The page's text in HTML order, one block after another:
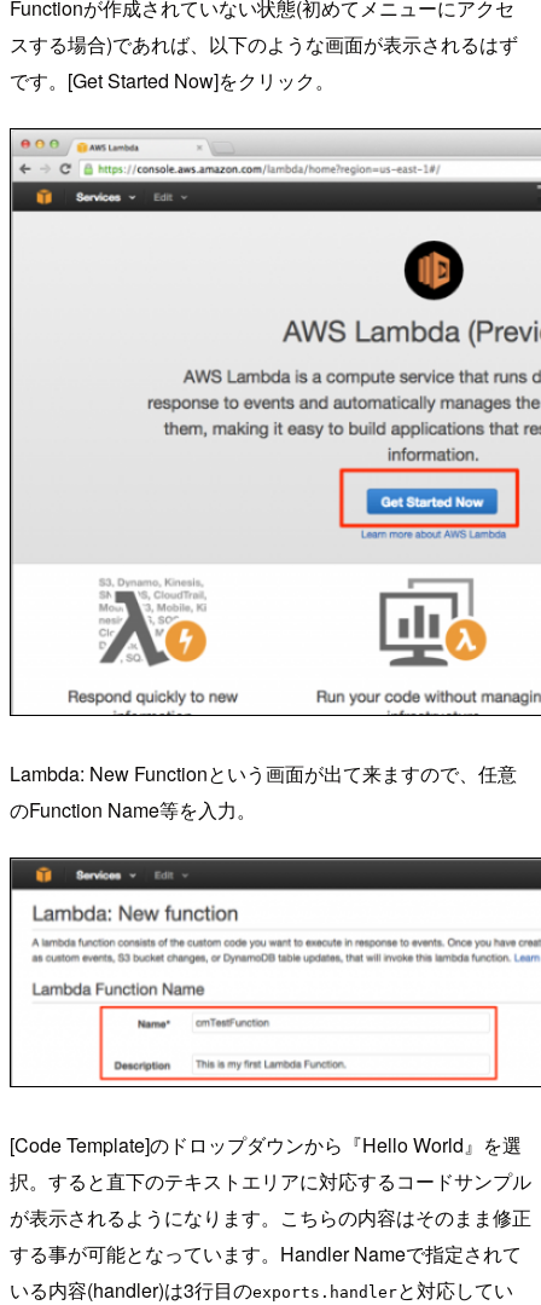
Functionが作成されていない状態(初めてメニューにアクセ
スする場合)であれば、以下のような画面が表示されるはず
です。[Get Started Now]をクリック。
Lambda: New Functionという画面が出て来ますので、任意
のFunction Name等を入力。
[Code Template]のドロップダウンから『Hello World』を選
択。すると直下のテキストエリアに対応するコードサンプル
が表示されるようになります。こちらの内容はそのまま修正
する事が可能となっています。Handler Nameで指定されて
いる内容(handler)は3行目のexports.handlerと対応してい